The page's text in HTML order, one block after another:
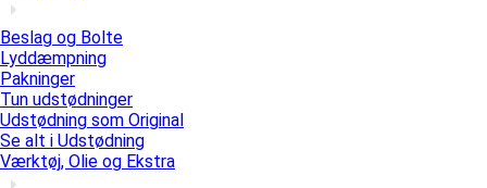
Beslag og Bolte
Lyddæmpning
Pakninger
Tun udstødninger
Udstødning som Original
Se alt i Udstødning
Værktøj, Olie og Ekstra